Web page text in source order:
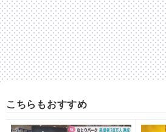
こちらもおすすめ